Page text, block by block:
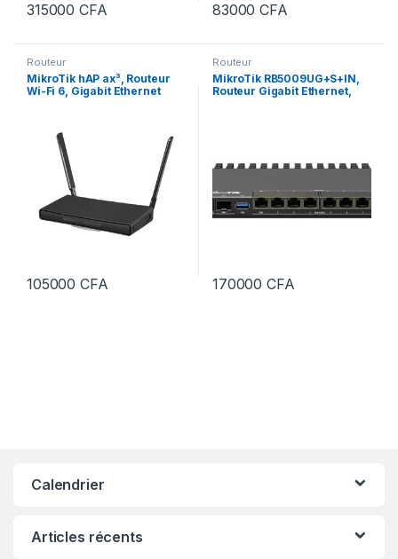
315000CFA 83000CFA
Routeur
MikroTik hAP ax³, Routeur
Wi-Fi 6, Gigabit Ethernet
105000CFA
Routeur
MikroTik RB5009UG+S+IN,
Routeur Gigabit Ethernet,
170000CFA
Calendrier
Articles récents